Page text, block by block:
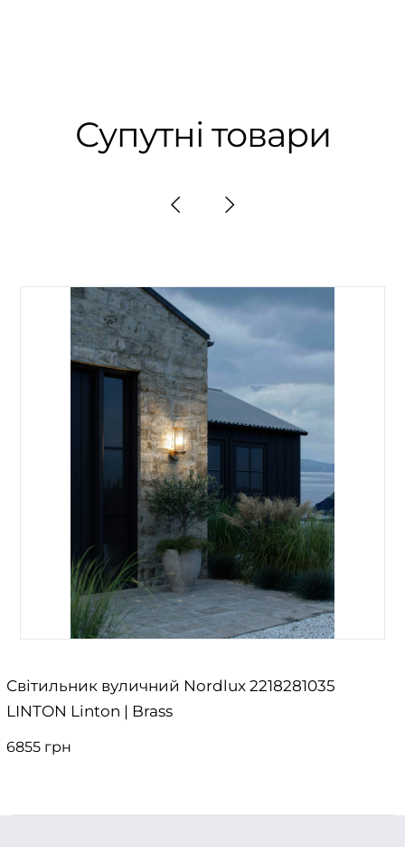
Супутні товари
Світильник вуличний Nordlux 2218281035
LINTON Linton | Brass
6855 грн